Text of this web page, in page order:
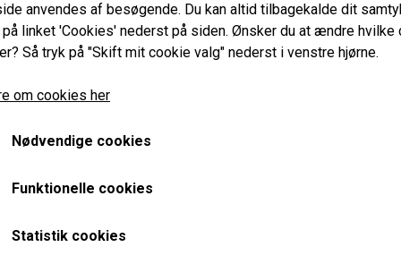
Udstødnings Ventil 29,5
Låsekrave - Competition
Varenummer: C-AEG105
Minispares racer ventil som er produceret i EN214N rustfri
anvendes af besøgende. Du kan altid tilbagekalde dit
linket 'Cookies' nederst på siden. Ønsker du at ændre hvilke
Så tryk på "Skift mit cookie valg" nederst i venstre hjørne.
om cookies her
Nødvendige cookies
Funktionelle cookies
Statistik cookies